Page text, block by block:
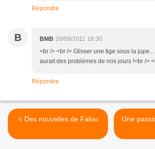
Répondre
B BMB 29/08/2011 16:30
<br /> <br /> Glisser une tige sous la
aurait des problèmes de nos jours !<br />
Répondre
< Des nouvelles de Falou
Une